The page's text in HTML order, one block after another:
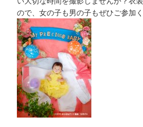
ので、女の子も男の子もぜひご参加